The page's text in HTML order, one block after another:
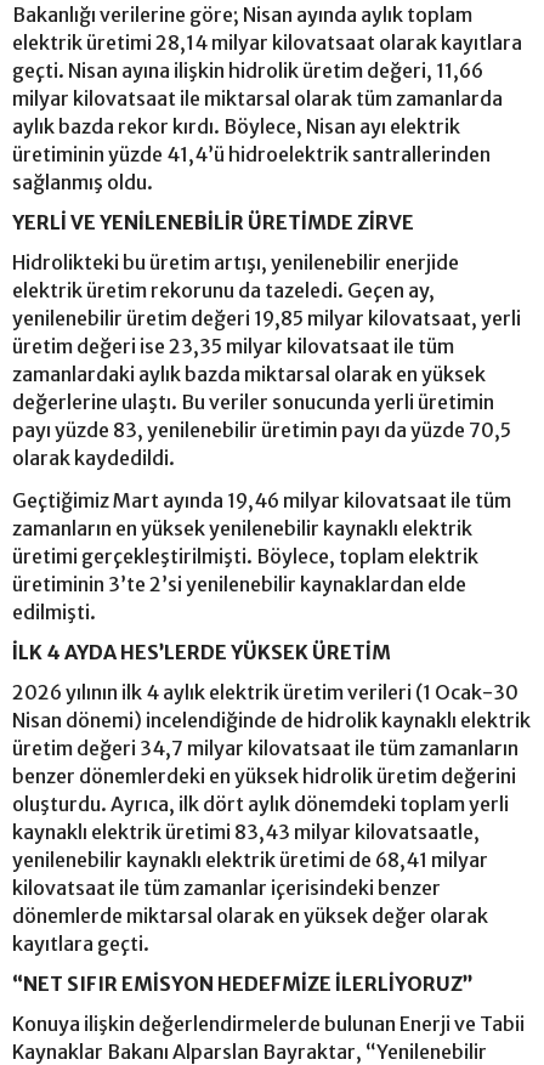
Bakanlığı verilerine göre; Nisan ayında aylık toplam
elektrik üretimi 28,14 milyar kilovatsaat olarak kayıtlara
geçti. Nisan ayına ilişkin hidrolik üretim değeri, 11,66
milyar kilovatsaat ile miktarsal olarak tüm zamanlarda
aylık bazda rekor kırdı. Böylece, Nisan ayı elektrik
üretiminin yüzde 41,4’ü hidroelektrik santrallerinden
sağlanmış oldu.
YERLİ VE YENİLENEBİLİR ÜRETİMDE ZİRVE
Hidrolikteki bu üretim artışı, yenilenebilir enerjide
elektrik üretim rekorunu da tazeledi. Geçen ay,
yenilenebilir üretim değeri 19,85 milyar kilovatsaat, yerli
üretim değeri ise 23,35 milyar kilovatsaat ile tüm
zamanlardaki aylık bazda miktarsal olarak en yüksek
değerlerine ulaştı. Bu veriler sonucunda yerli üretimin
payı yüzde 83, yenilenebilir üretimin payı da yüzde 70,5
olarak kaydedildi.
Geçtiğimiz Mart ayında 19,46 milyar kilovatsaat ile tüm
zamanların en yüksek yenilenebilir kaynaklı elektrik
üretimi gerçekleştirilmişti. Böylece, toplam elektrik
üretiminin 3’te 2’si yenilenebilir kaynaklardan elde
edilmişti.
İLK 4 AYDA HES’LERDE YÜKSEK ÜRETİM
2026 yılının ilk 4 aylık elektrik üretim verileri (1 Ocak-30
Nisan dönemi) incelendiğinde de hidrolik kaynaklı elektrik
üretim değeri 34,7 milyar kilovatsaat ile tüm zamanların
benzer dönemlerdeki en yüksek hidrolik üretim değerini
oluşturdu. Ayrıca, ilk dört aylık dönemdeki toplam yerli
kaynaklı elektrik üretimi 83,43 milyar kilovatsaatle,
yenilenebilir kaynaklı elektrik üretimi de 68,41 milyar
kilovatsaat ile tüm zamanlar içerisindeki benzer
dönemlerde miktarsal olarak en yüksek değer olarak
kayıtlara geçti.
“NET SIFIR EMİSYON HEDEFMİZE İLERLİYORUZ”
Konuya ilişkin değerlendirmelerde bulunan Enerji ve Tabii
Kaynaklar Bakanı Alparslan Bayraktar, “Yenilenebilir